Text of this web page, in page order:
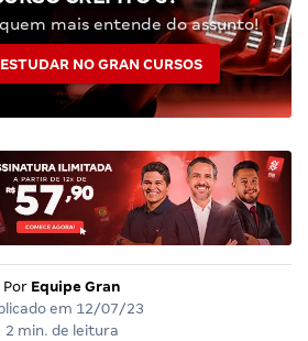
mais entende do assunto!
NO GRAN CURSOS
Por Equipe Gran
em 12/07/23
2 min. de leitura